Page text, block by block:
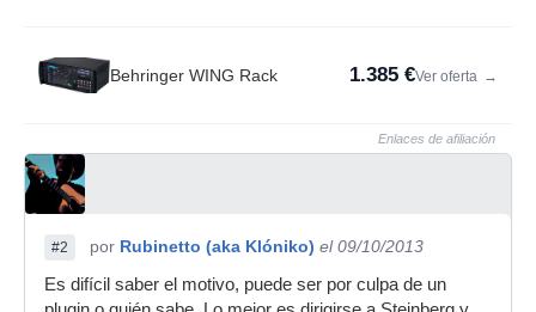
Behringer WING Rack 1.385 €Ver oferta →
Enlaces de afiliación
#2 por Rubinetto (aka Klóniko) el 09/10/2013
Es difícil saber el motivo, puede ser por culpa de un